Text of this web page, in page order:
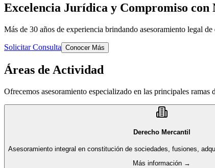
Excelencia Jurídica y Compromiso con
Más de 30 años de experiencia brindando asesoramiento legal
Solicitar Consulta Conocer Más
Áreas de Actividad
Ofrecemos asesoramiento especializado en las principales ramas
Derecho Mercantil
Asesoramiento integral en constitución de sociedades, fusiones,
Más información →